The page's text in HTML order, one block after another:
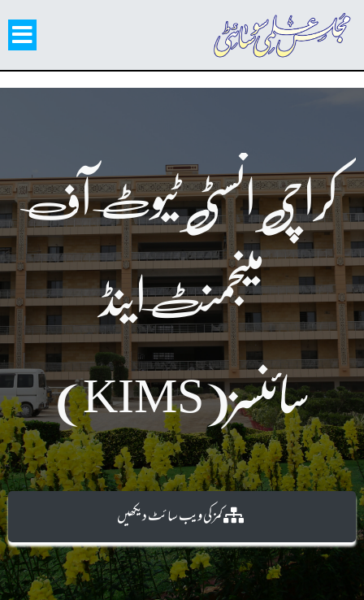
کراچی انسٹی ٹیوٹ آف
مینجمنٹ اینڈ
سائنسز(KIMS)
کمزکی ویب سا ئٹ دیکھیں